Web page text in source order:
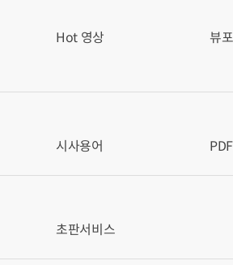
Hot 영상
뷰
시사용어
초판서비스